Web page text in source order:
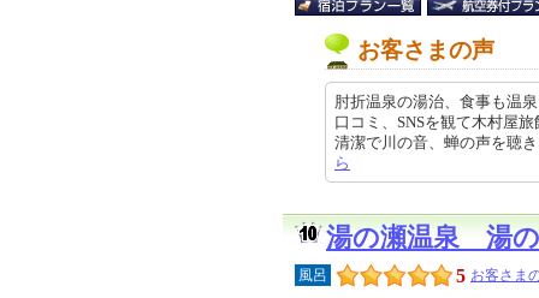
お客さまの声
肘折温泉の湯治、食事も温
口コミ、SNSを観て木村屋
清潔で川の音、蝉の声を聴
ら
湯の瀬温泉 湯
風呂 5 お客さま